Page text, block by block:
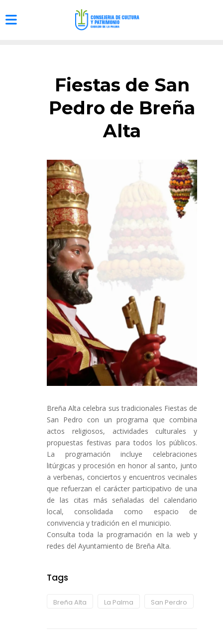
Fiestas de San
Pedro de Breña
Alta
Breña Alta celebra sus tradicionales Fiestas de
San Pedro con un programa que combina
actos religiosos, actividades culturales y
propuestas festivas para todos los públicos.
La programación incluye celebraciones
litúrgicas y procesión en honor al santo, junto
a verbenas, conciertos y encuentros vecinales
que refuerzan el carácter participativo de una
de las citas más señaladas del calendario
local, consolidada como espacio de
convivencia y tradición en el municipio.
Consulta toda la programación en la web y
redes del Ayuntamiento de Breña Alta.
Tags
Breña Alta La Palma San Perdro